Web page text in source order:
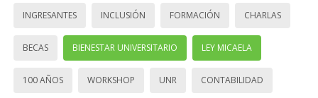
INGRESANTES INCLUSIÓN FORMACIÓN CHARLAS
BECAS BIENESTAR UNIVERSITARIO LEY MICAELA
100 AÑOS WORKSHOP UNR CONTABILIDAD